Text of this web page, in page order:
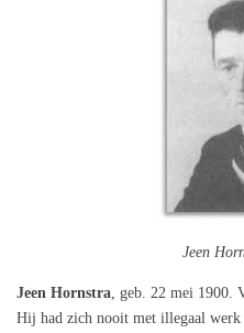
Jeen
Jeen Hornstra , geb. 22 mei 1900.
Hij had zich nooit met illegaal werk